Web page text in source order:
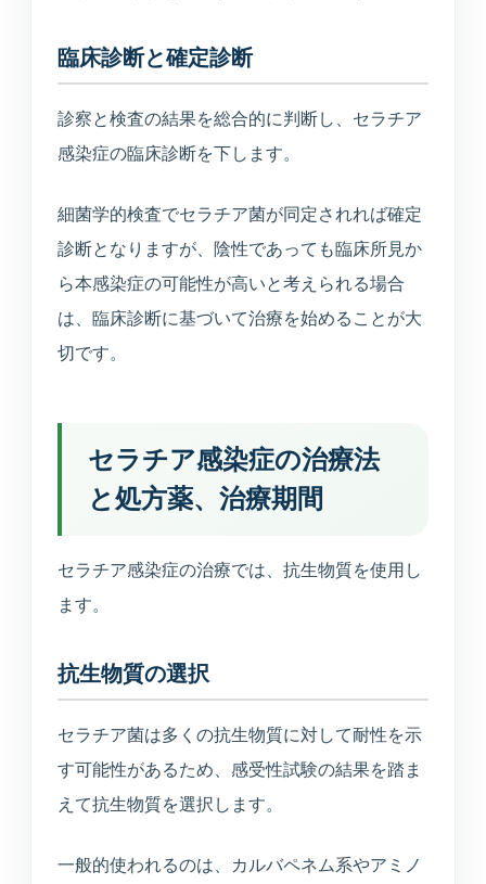
臨床診断と確定診断
診察と検査の結果を総合的に判断し、セラチア
感染症の臨床診断を下します。
細菌学的検査でセラチア菌が同定されれば確定
診断となりますが、陰性であっても臨床所見か
ら本感染症の可能性が高いと考えられる場合
は、臨床診断に基づいて治療を始めることが大
切です。
セラチア感染症の治療法
と処方薬、治療期間
セラチア感染症の治療では、抗生物質を使用し
ます。
抗生物質の選択
セラチア菌は多くの抗生物質に対して耐性を示
す可能性があるため、感受性試験の結果を踏ま
えて抗生物質を選択します。
一般的使われるのは、カルバペネム系やアミノ